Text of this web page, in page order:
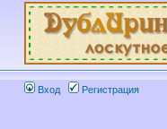
Вход Регистрация